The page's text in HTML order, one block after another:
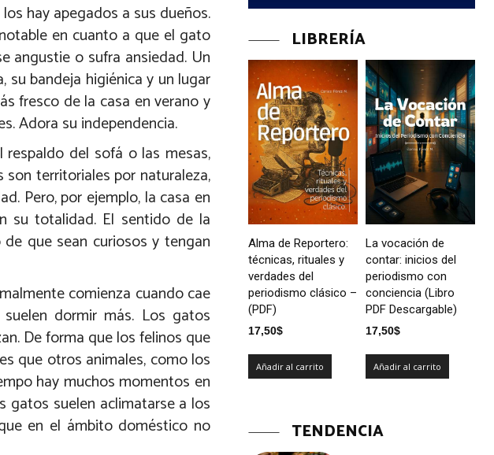
hay apegados a sus dueños.
en cuanto a que el gato
angustie o sufra ansiedad. Un
bandeja higiénica y un lugar
fresco de la casa en verano y
Adora su independencia.
del sofá o las mesas,
territoriales por naturaleza,
Pero, por ejemplo, la casa en
su totalidad. El sentido de la
que sean curiosos y tengan
comienza cuando cae
dormir más. Los gatos
De forma que los felinos que
que otros animales, como los
hay muchos momentos en
gatos suelen aclimatarse a los
en el ámbito doméstico no
LIBRERÍA
Alma de Reportero:
técnicas, rituales y
verdades del
periodismo clásico –
(PDF)
17,50$
Añadir al carrito
La vocación de
contar: inicios del
periodismo con
conciencia (Libro
PDF Descargable)
17,50$
Añadir al carrito
TENDENCIA